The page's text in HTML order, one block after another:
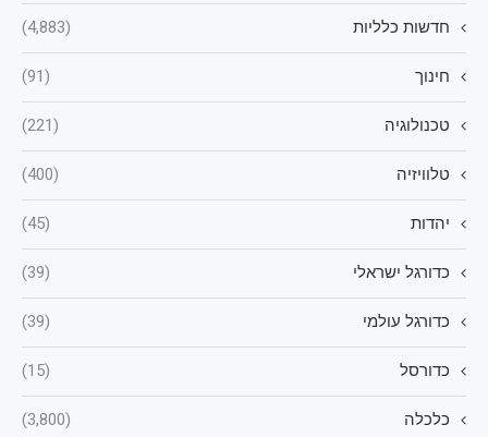
חדשות כלליות (4,883)
חינוך (91)
טכנולוגיה (221)
טלוויזיה (400)
יהדות (45)
כדורגל ישראלי (39)
כדורגל עולמי (39)
כדורסל (15)
כלכלה (3,800)